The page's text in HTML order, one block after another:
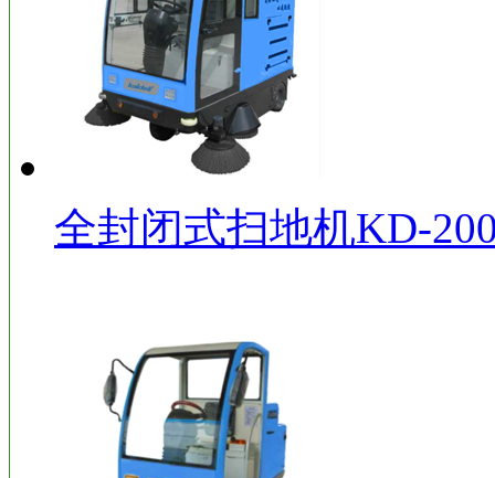
全封闭式扫地机KD-